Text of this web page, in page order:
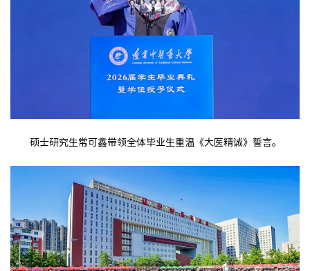
硕士研究生常可鑫带领全体毕业生重温《大医精诚》誓言。